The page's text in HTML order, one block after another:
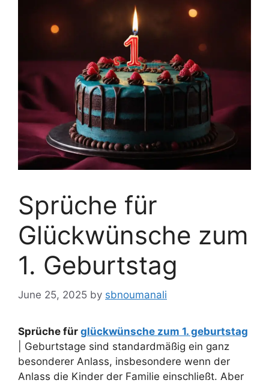
Sprüche für
Glückwünsche zum
1. Geburtstag
June 25, 2025 by sbnoumanali
Sprüche für glückwünsche zum 1. geburtstag
| Geburtstage sind standardmäßig ein ganz
besonderer Anlass, insbesondere wenn der
Anlass die Kinder der Familie einschließt. Aber